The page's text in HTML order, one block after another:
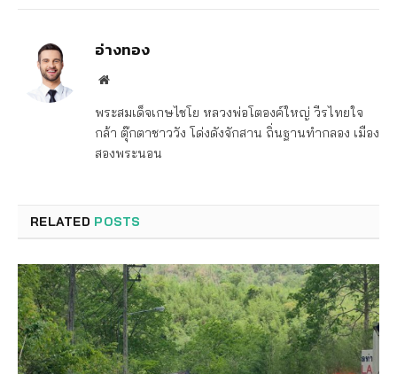
อ่างทอง
Website
พระสมเด็จเกษไชโย หลวงพ่อโตองค์ใหญ่ วีรไทยใจ
กล้า ตุ๊กตาชาววัง โด่งดังจักสาน ถิ่นฐานทำกลอง เมือง
สองพระนอน
RELATED POSTS